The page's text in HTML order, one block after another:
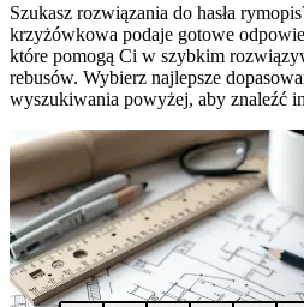
Szukasz rozwiązania do hasła
krzyżówkowa podaje gotowe
które pomogą Ci w szybkim
rebusów. Wybierz najlepsze
wyszukiwania powyżej, aby znaleźć